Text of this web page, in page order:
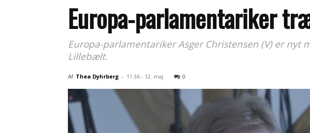
Europa-parlamentariker
Europa-parlamentariker Asger Christensen (V) er
Lillebælt.
Af Thea Dyhrberg - 11:36 - 12. maj 0